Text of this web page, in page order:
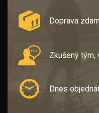
Doprava
Zkušený tým,
Dnes